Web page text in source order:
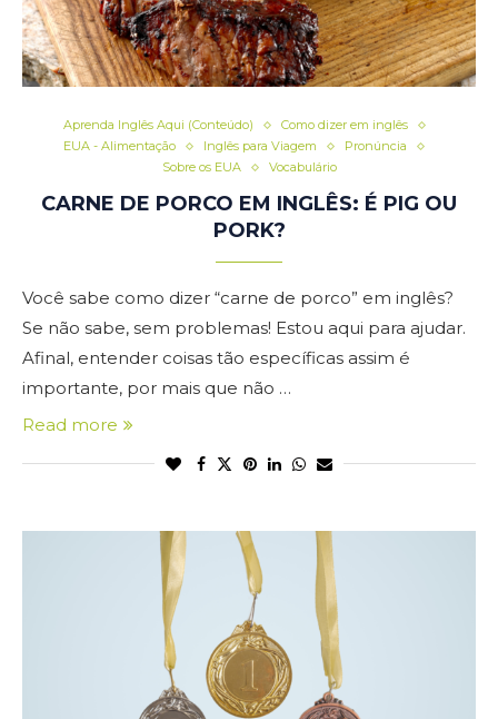
Aprenda Inglês Aqui (Conteúdo)
Como dizer em inglês
EUA - Alimentação
Inglês para Viagem
Pronúncia
Sobre os EUA
Vocabulário
CARNE DE PORCO EM INGLÊS: É PIG OU
PORK?
Você sabe como dizer “carne de porco” em inglês?
Se não sabe, sem problemas! Estou aqui para ajudar.
Afinal, entender coisas tão específicas assim é
importante, por mais que não …
Read more